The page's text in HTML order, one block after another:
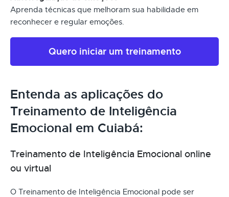
Aprenda técnicas que melhoram sua habilidade em
reconhecer e regular emoções.
Quero iniciar um treinamento
Entenda as aplicações do
Treinamento de Inteligência
Emocional em Cuiabá:
Treinamento de Inteligência Emocional online
ou virtual
O Treinamento de Inteligência Emocional pode ser